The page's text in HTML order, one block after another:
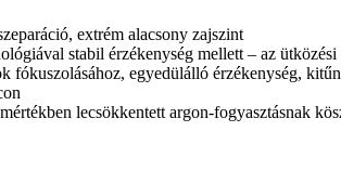
extrém alacsony zajszint
stabil érzékenység mellett – az
egyedülálló érzékenység,
lecsökkentett argon-fogyasztásnak